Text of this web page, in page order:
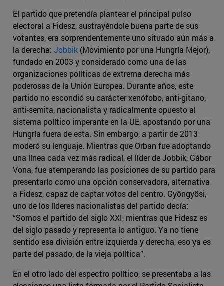
El partido que pretendía plantear el principal pulso
electoral a Fidesz, sustrayéndole buena parte de sus
votantes, era sorprendentemente uno situado aún más a
la derecha: Jobbik (Movimiento por una Hungría Mejor),
fundado en 2003 y considerado como una de las
organizaciones políticas de extrema derecha más
poderosas de la Unión Europea. Durante años, este
partido no escondió su carácter xenófobo, anti-gitano,
anti-semita, nacionalista y radicalmente opuesto al
sistema político imperante en la UE, apostando por una
Hungría fuera de esta. Sin embargo, a partir de 2013
moderó su lenguaje. Mientras que Orban fue adoptando
una línea cada vez más radical, el líder de Jobbik, Gábor
Vona, fue atemperando las posiciones de su partido para
presentarlo como una opción conservadora, alternativa
a Fidesz, capaz de captar votos del centro. Gyöngyösi,
uno de los líderes nacionalistas del partido decía:
“Somos el partido del siglo XXI, mientras que Fidesz es
del siglo pasado y representa lo antiguo. Ya no tiene
sentido esa división entre izquierda y derecha, eso ya es
parte del pasado, de la vieja política”.
En el otro lado del espectro político, se presentaba a las